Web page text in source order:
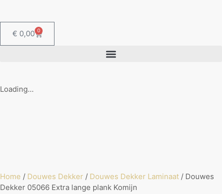
€ 0,00 0
Loading...
Home / Douwes Dekker / Douwes Dekker Laminaat / Douwes
Dekker 05066 Extra lange plank Komijn